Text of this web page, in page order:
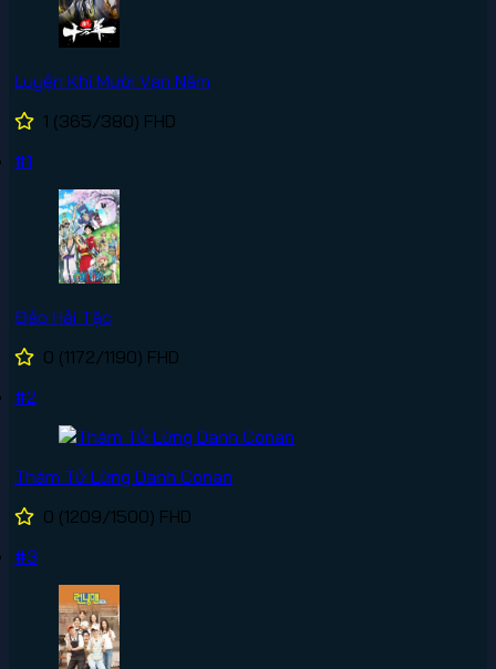
Luyện Khí Mười Vạn Năm
1 (365/380) FHD
#1
Đảo Hải Tặc
0 (1172/1190) FHD
#2
Thám Tử Lừng Danh Conan
0 (1209/1500) FHD
#3